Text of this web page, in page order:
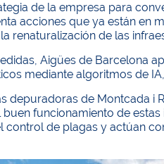
de la empresa para
acciones que ya están en
renaturalización de las
Aigües de Barcelona
mediante algoritmos de
depuradoras de Montcada i
funcionamiento de
control de plagas y actúan